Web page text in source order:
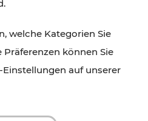
welche Kategorien Sie
können Sie
auf unserer